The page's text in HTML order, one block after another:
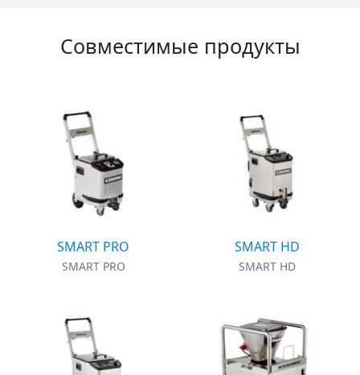
Совместимые продукты
SMART PRO
SMART PRO
SMART HD
SMART HD